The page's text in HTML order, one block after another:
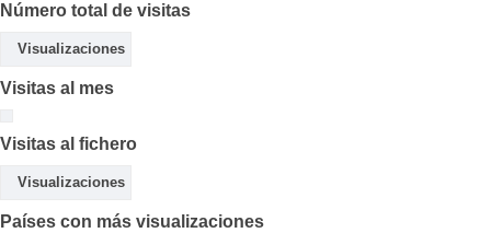
Número total de visitas
Visualizaciones
Visitas al mes
Visitas al fichero
Visualizaciones
Países con más visualizaciones